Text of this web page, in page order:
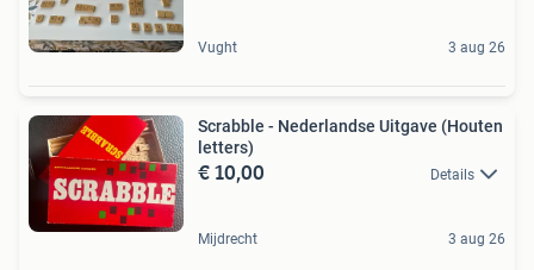
Vught 3 aug 26
Scrabble - Nederlandse Uitgave (Houten
letters)
€ 10,00 Details
Mijdrecht 3 aug 26